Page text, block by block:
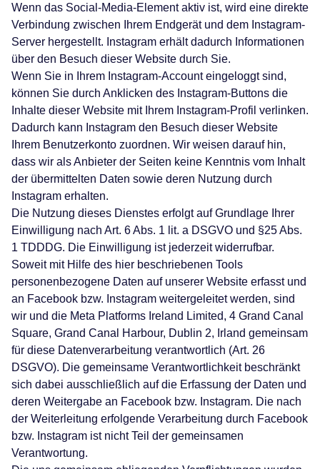
Wenn das Social-Media-Element aktiv ist, wird eine direkte
Verbindung zwischen Ihrem Endgerät und dem Instagram-
Server hergestellt. Instagram erhält dadurch Informationen
über den Besuch dieser Website durch Sie.
Wenn Sie in Ihrem Instagram-Account eingeloggt sind,
können Sie durch Anklicken des Instagram-Buttons die
Inhalte dieser Website mit Ihrem Instagram-Profil verlinken.
Dadurch kann Instagram den Besuch dieser Website
Ihrem Benutzerkonto zuordnen. Wir weisen darauf hin,
dass wir als Anbieter der Seiten keine Kenntnis vom Inhalt
der übermittelten Daten sowie deren Nutzung durch
Instagram erhalten.
Die Nutzung dieses Dienstes erfolgt auf Grundlage Ihrer
Einwilligung nach Art. 6 Abs. 1 lit. a DSGVO und §25 Abs.
1 TDDDG. Die Einwilligung ist jederzeit widerrufbar.
Soweit mit Hilfe des hier beschriebenen Tools
personenbezogene Daten auf unserer Website erfasst und
an Facebook bzw. Instagram weitergeleitet werden, sind
wir und die Meta Platforms Ireland Limited, 4 Grand Canal
Square, Grand Canal Harbour, Dublin 2, Irland gemeinsam
für diese Datenverarbeitung verantwortlich (Art. 26
DSGVO). Die gemeinsame Verantwortlichkeit beschränkt
sich dabei ausschließlich auf die Erfassung der Daten und
deren Weitergabe an Facebook bzw. Instagram. Die nach
der Weiterleitung erfolgende Verarbeitung durch Facebook
bzw. Instagram ist nicht Teil der gemeinsamen
Verantwortung.